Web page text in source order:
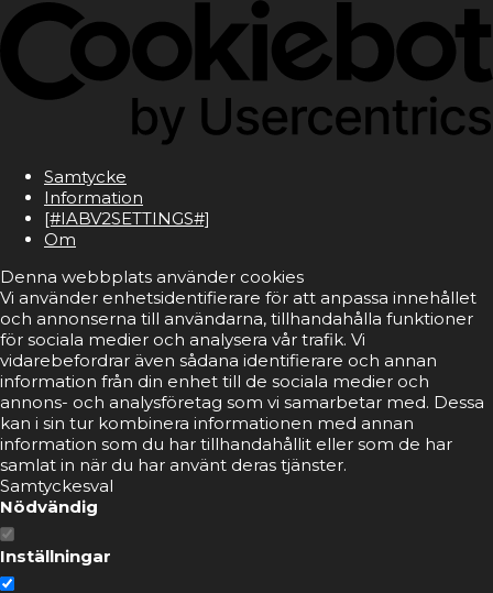
Samtycke
Information
[#IABV2SETTINGS#]
Om
Denna webbplats använder cookies
Vi använder enhetsidentifierare för att anpassa innehållet
och annonserna till användarna, tillhandahålla funktioner
för sociala medier och analysera vår trafik. Vi
vidarebefordrar även sådana identifierare och annan
information från din enhet till de sociala medier och
annons- och analysföretag som vi samarbetar med. Dessa
kan i sin tur kombinera informationen med annan
information som du har tillhandahållit eller som de har
samlat in när du har använt deras tjänster.
Samtyckesval
Nödvändig
Inställningar